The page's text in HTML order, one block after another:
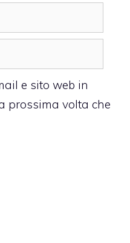
e sito web in
prossima volta che